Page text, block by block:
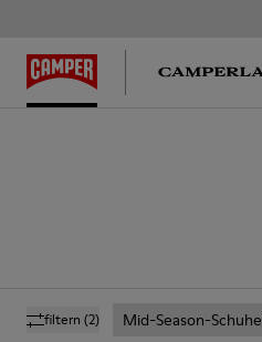
filtern (2) Mid-Season-Schuhe